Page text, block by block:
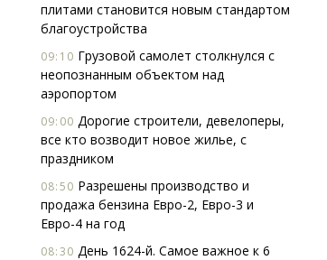
плитами становится новым стандартом
благоустройства
09:10 Грузовой самолет столкнулся с
неопознанным объектом над
аэропортом
09:00 Дорогие строители, девелоперы,
все кто возводит новое жилье, с
праздником
08:50 Разрешены производство и
продажа бензина Евро-2, Евро-3 и
Евро-4 на год
08:30 День 1624-й. Самое важное к 6